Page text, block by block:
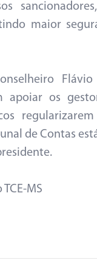
maior
os
de Contas
MS